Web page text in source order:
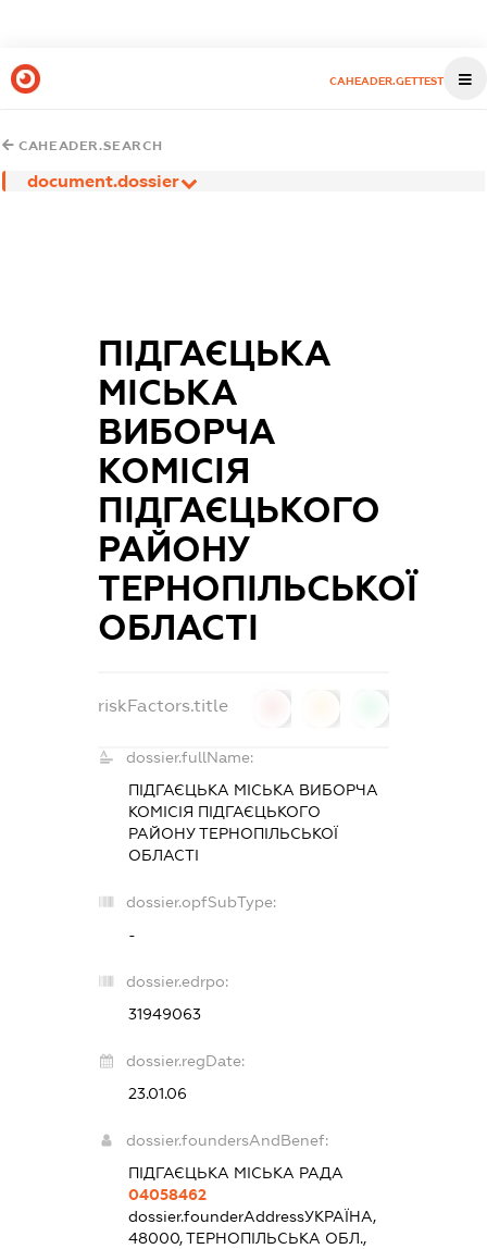
CAHEADER.GETTEST
CAHEADER.SEARCH
document.dossier
ПІДГАЄЦЬКА
МІСЬКА
ВИБОРЧА
КОМІСІЯ
ПІДГАЄЦЬКОГО
РАЙОНУ
ТЕРНОПІЛЬСЬКОЇ
ОБЛАСТІ
riskFactors.title
dossier.fullName:
ПІДГАЄЦЬКА МІСЬКА ВИБОРЧА
КОМІСІЯ ПІДГАЄЦЬКОГО
РАЙОНУ ТЕРНОПІЛЬСЬКОЇ
ОБЛАСТІ
dossier.opfSubType:
-
dossier.edrpo:
31949063
dossier.regDate:
23.01.06
dossier.foundersAndBenef:
ПІДГАЄЦЬКА МІСЬКА РАДА
04058462
dossier.founderAddressУКРАЇНА,
48000, ТЕРНОПІЛЬСЬКА ОБЛ.,